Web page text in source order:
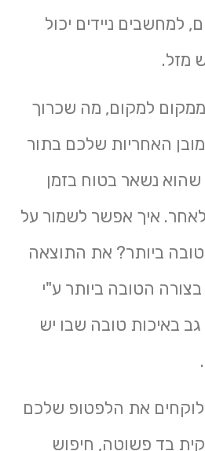
ניידים יכול
מזל.
למקום, מה שכרוך
האחריות שלכם בתור
נשאר בטוח בזמן
איך אפשר לשמור על
ביותר? את התוצאה
הטובה ביותר ע"י
באיכות טובה שבו יש
את הלפטופ שלכם
בד פשוטה, חיפוש